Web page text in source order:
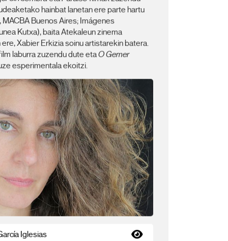
hainbat lanetan ere parte hartu
Buenos Aires; Imágenes
Kutxa), baita Atekaleun zinema
Xabier Erkizia soinu artistarekin batera.
laburra zuzendu dute etaO Gemer
esperimentala ekoitzi.
Iglesias